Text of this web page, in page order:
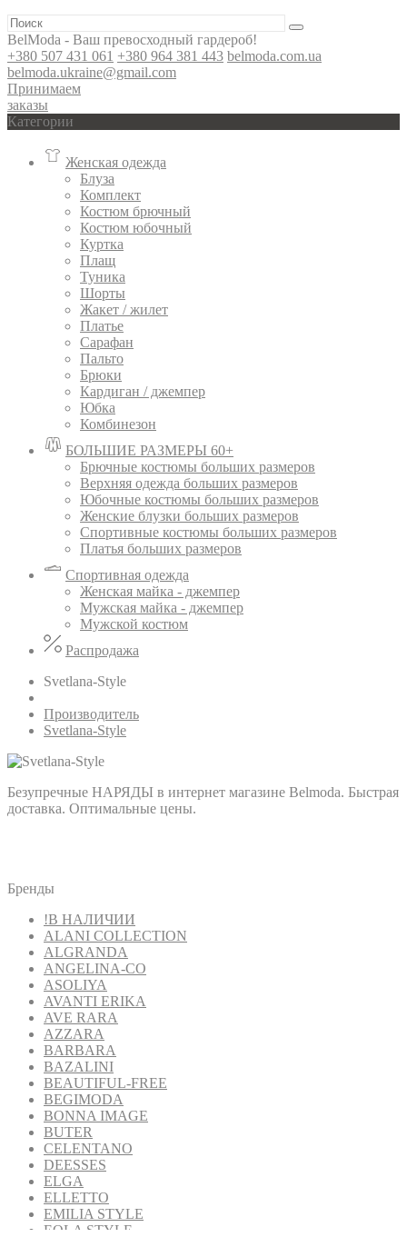
BelModa - Ваш превосходный гардероб!
+380 507 431 061 +380 964 381 443 belmoda.com.ua
belmoda.ukraine@gmail.com
Принимаем
заказы
Категории
Женская одежда
Блуза
Комплект
Костюм брючный
Костюм юбочный
Куртка
Плащ
Туника
Шорты
Жакет / жилет
Платье
Сарафан
Пальто
Брюки
Кардиган / джемпер
Юбка
Комбинезон
БОЛЬШИЕ РАЗМЕРЫ 60+
Брючные костюмы больших размеров
Верхняя одежда больших размеров
Юбочные костюмы больших размеров
Женские блузки больших размеров
Спортивные костюмы больших размеров
Платья больших размеров
Спортивная одежда
Женская майка - джемпер
Мужская майка - джемпер
Мужской костюм
Распродажа
Svetlana-Style
Производитель
Svetlana-Style
Безупречные НАРЯДЫ в интернет магазине Belmoda. Быстрая
доставка. Оптимальные цены.
Бренды
!В НАЛИЧИИ
ALANI COLLECTION
ALGRANDA
ANGELINA-CO
ASOLIYA
AVANTI ERIKA
AVE RARA
AZZARA
BARBARA
BAZALINI
BEAUTIFUL-FREE
BEGIMODA
BONNA IMAGE
BUTER
CELENTANO
DEESSES
ELGA
ELLETTO
EMILIA STYLE
EOLA STYLE